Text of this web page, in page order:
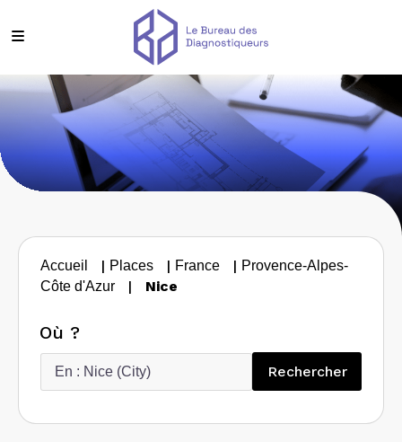
Accueil | Places | France | Provence-Alpes-
Côte d'Azur
| Nice
Où ?
Rechercher